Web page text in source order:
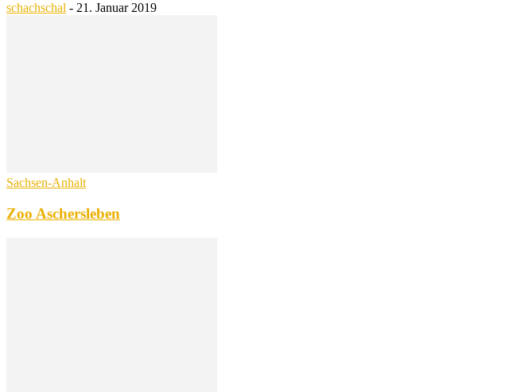
schachschal - 21. Januar 2019
Sachsen-Anhalt
Zoo Aschersleben